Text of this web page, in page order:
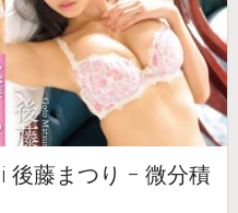
後藤まつり – 微分積